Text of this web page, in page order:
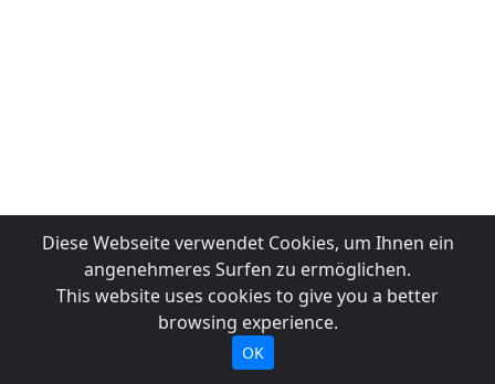
Diese Webseite verwendet Cookies, um Ihnen ein
angenehmeres Surfen zu ermöglichen.
This website uses cookies to give you a better
browsing experience.
OK